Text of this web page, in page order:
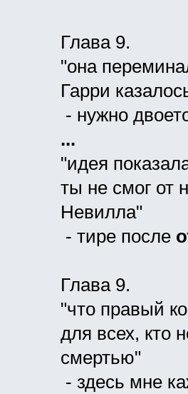
Глава 9.
"она
Гарри
- нужно
...
"идея
ты не смог от
Невилла"
- тире после
Глава 9.
"что правый
для всех, кто
смертью"
- здесь мне